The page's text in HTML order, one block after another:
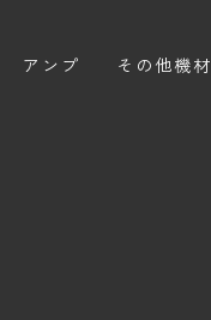
アンプ その他機材